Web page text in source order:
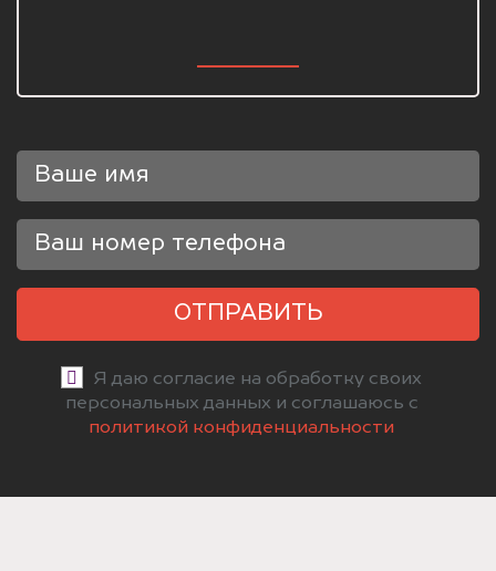
ОТПРАВИТЬ
Я даю согласие на обработку своих
персональных данных и соглашаюсь с
политикой конфиденциальности